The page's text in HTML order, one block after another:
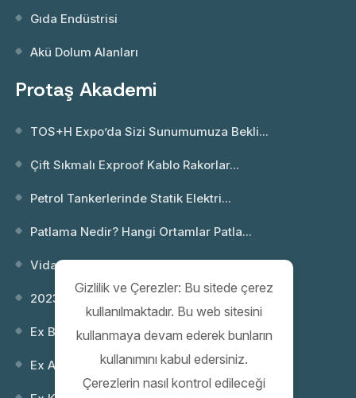
Gıda Endüstrisi
Akü Dolum Alanları
Protaş Akademi
TOS+H Expo’da Sizi Sunumumuza Bekli...
Çift Sıkmalı Exproof Kablo Rakorlar...
Petrol Tankerlerinde Statik Elektri...
Patlama Nedir? Hangi Ortamlar Patla...
Vida Dişi Standartları; NPT ve Metr...
2023 Webinar 02: Patlayıcı Ortamlar...
Ex Buatlar
Ex Anahtarlar
Gizlilik ve Çerezler: Bu sitede çerez
kullanılmaktadır. Bu web sitesini
kullanmaya devam ederek bunların
kullanımını kabul edersiniz.
Çerezlerin nasıl kontrol edileceği